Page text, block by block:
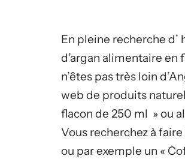
En pleine recherche d’
d’argan alimentaire en
n’êtes pas très loin
web de produits
flacon de 250 ml » ou
Vous recherchez à
ou par exemple un «